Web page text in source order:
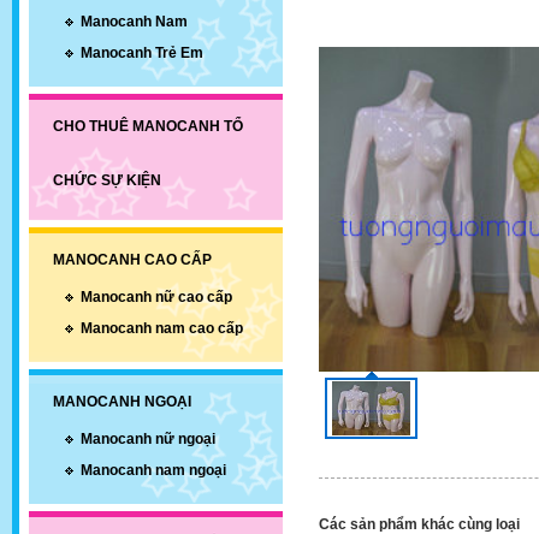
Manocanh Nam
Manocanh Trẻ Em
CHO THUÊ MANOCANH TỔ
CHỨC SỰ KIỆN
MANOCANH CAO CẤP
Manocanh nữ cao cấp
Manocanh nam cao cấp
MANOCANH NGOẠI
Manocanh nữ ngoại
Manocanh nam ngoại
Các sản phẩm khác cùng loại